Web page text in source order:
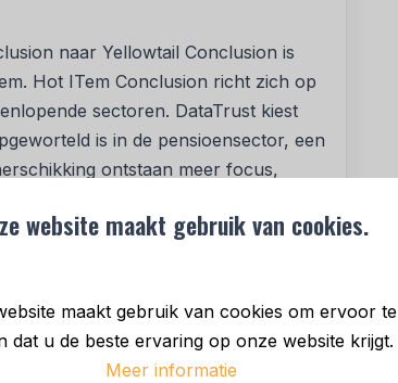
website maakt gebruik van cookies.
maakt gebruik van cookies om ervoor te
dat u de beste ervaring op onze website krijgt.
Meer informatie
naar Yellowtail Conclusion is
Hot ITem Conclusion richt zich op
sectoren. DataTrust kiest
is in de pensioensector, een
ontstaan meer focus,
Yellowtail Conclusion: “Een
zitten van hun data en
Conclusion aan. De toevoeging
en governance, sluit daar